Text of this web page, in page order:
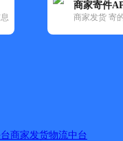
商家寄件
商家发货 寄
商家发货物流中台